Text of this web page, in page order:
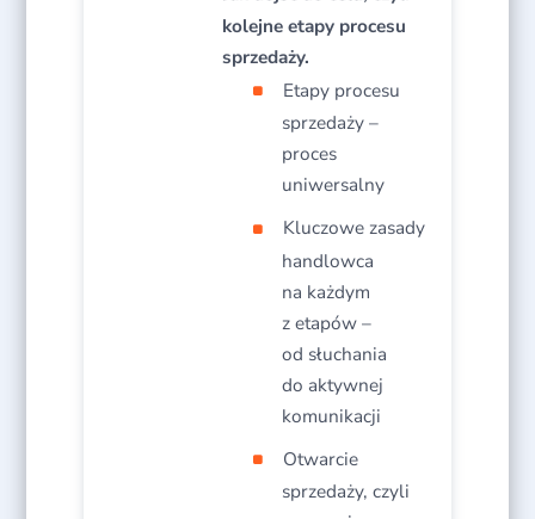
kolejne etapy procesu
sprzedaży.
Etapy procesu
sprzedaży –
proces
uniwersalny​
Kluczowe zasady
handlowca
na każdym
z etapów –
od słuchania
do aktywnej
komunikacji​
Otwarcie
sprzedaży, czyli